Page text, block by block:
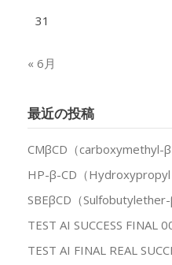
31
« 6月
最近の投稿
CMβCD（carboxymethyl-
HP-β-CD（Hydroxypropyl
SBEβCD（
TEST AI SUCCESS FINAL
TEST AI FINAL REAL